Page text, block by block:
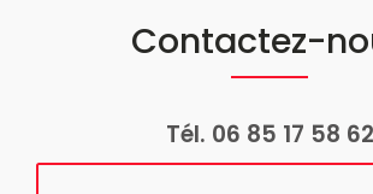
Contactez-
Tél. 06 85 17 58 62